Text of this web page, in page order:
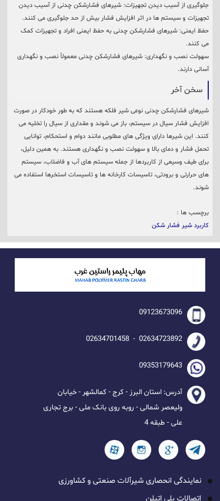
جلوگیری از آسیب دیدن تجهیزات: شیرهای فشارشکن چدنی از آسیب دیدن
تجهیزات و سیستم ها در اثر افزایش فشار بیش از حد جلوگیری می کنند.
حفظ ایمنی: شیرهای فشارشکن چدنی به حفظ ایمنی افراد و تجهیزات کمک
می کنند.
سهولت نصب و نگهداری: شیرهای فشارشکن چدنی معمولاً نصب و نگهداری
آسانی دارند.
سخن آخر
شیرهای فشارشکن چدنی نوعی شیر فلکه هستند که به طور خودکار در صورت
افزایش فشار سیال در سیستم، باز می شوند و مقداری از سیال را تخلیه می
کنند. این شیرها دارای ویژگی های مطلوبی مانند دوام و استحکام، توانایی
تحمل فشار و دمای بالا و سهولت نصب و نگهداری هستند. به همین دلیل،
برای طیف وسیعی از کاربردها از جمله سیستم های آب و فاضلاب، سیستم
های حرارتی و برودتی، تاسیسات کارخانه ها و تاسیسات استخرها استفاده می
شوند.
برچسب ها :
کاربرد شیر فشار شکن
09123673096
02634723892 - 02634701458
09353179643
آدرس: استان البرز - کرج - کمالشهر - خیابان
ولیعصر شمالی - روبه روی بانک ملی - برج تجاری
علی - طبقه 4
نمایندگی انحصاری شیرآلات صنعتی و کشاورزی
اتصالات پلی اتیلن